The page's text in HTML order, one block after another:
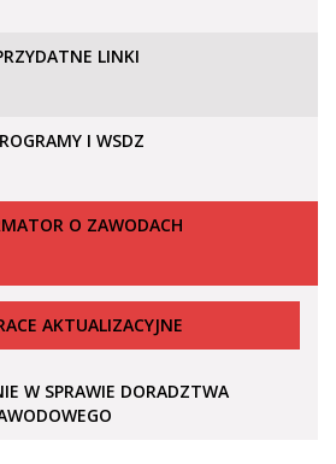
LINKI
I WSDZ
O ZAWODACH
AKTUALIZACYJNE
W SPRAWIE DORADZTWA